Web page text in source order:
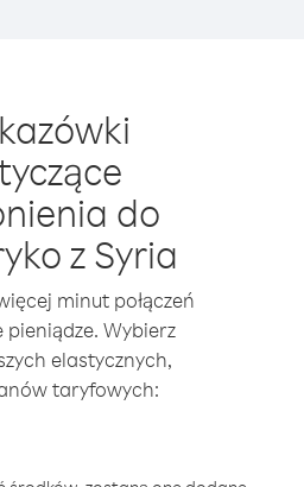
do
z Syria
minut połączeń
pieniądze. Wybierz
elastycznych,
taryfowych: